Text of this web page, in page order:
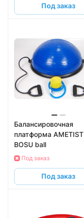
Под заказ
Балансировочная
платформа AMETIST
BOSU ball
Под заказ
Под заказ